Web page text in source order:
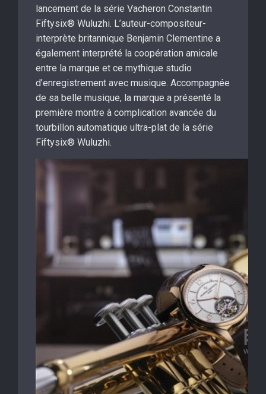
lancement de la série Vacheron Constantin
Fiftysix® Wuluzhi. L’auteur-compositeur-
interprète britannique Benjamin Clementine a
également interprété la coopération amicale
entre la marque et ce mythique studio
d’enregistrement avec musique. Accompagnée
de sa belle musique, la marque a présenté la
première montre à complication avancée du
tourbillon automatique ultra-plat de la série
Fiftysix® Wuluzhi.